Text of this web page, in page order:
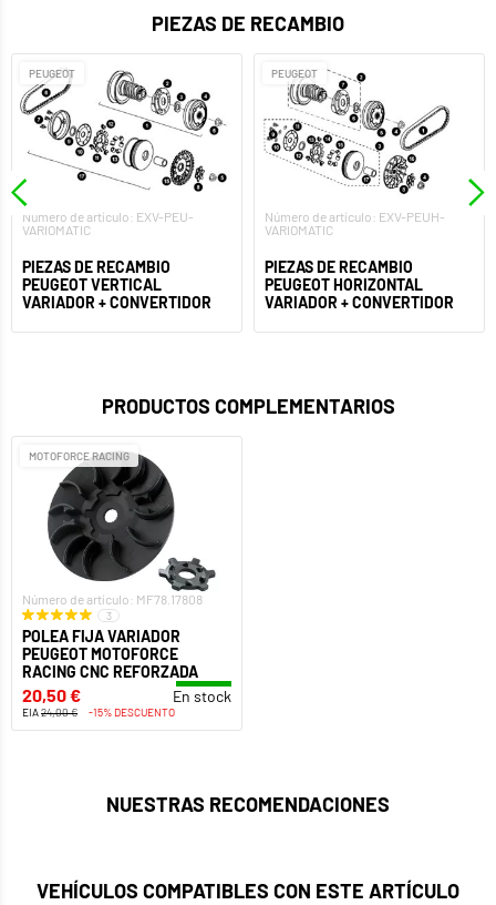
PIEZAS DE RECAMBIO
PEUGEOT
Número de artículo: EXV-PEU-
VARIOMATIC
PIEZAS DE RECAMBIO
PEUGEOT VERTICAL
VARIADOR + CONVERTIDOR
PEUGEOT
Número de artículo: EXV-PEUH-
VARIOMATIC
PIEZAS DE RECAMBIO
PEUGEOT HORIZONTAL
VARIADOR + CONVERTIDOR
PRODUCTOS COMPLEMENTARIOS
MOTOFORCE RACING
Número de artículo: MF78.17808
3
POLEA FIJA VARIADOR
PEUGEOT MOTOFORCE
RACING CNC REFORZADA
20,50 € En stock
EIA24,00 € -15% DESCUENTO
NUESTRAS RECOMENDACIONES
VEHÍCULOS COMPATIBLES CON ESTE ARTÍCULO